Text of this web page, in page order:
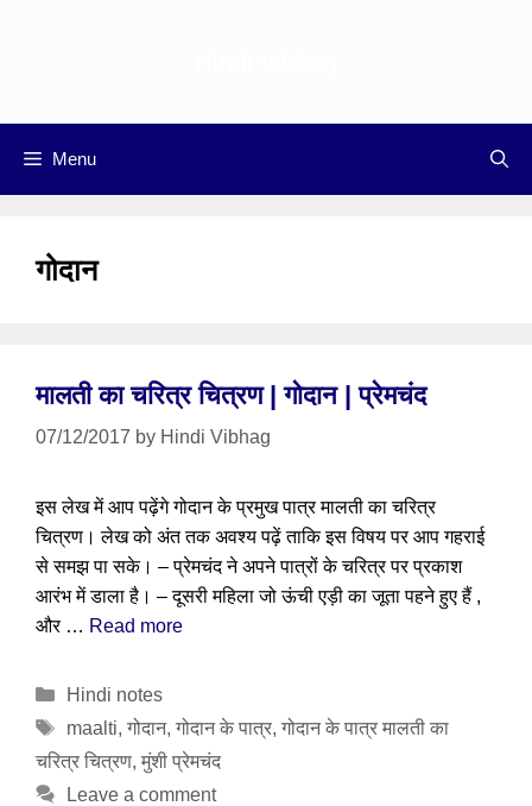
Menu
गोदान
मालती का चरित्र चित्रण | गोदान | प्रेमचंद
07/12/2017 by Hindi Vibhag
इस लेख में आप पढ़ेंगे गोदान के प्रमुख पात्र मालती का चरित्र
चित्रण। लेख को अंत तक अवश्य पढ़ें ताकि इस विषय पर आप गहराई
से समझ पा सके। – प्रेमचंद ने अपने पात्रों के चरित्र पर प्रकाश
आरंभ में डाला है। – दूसरी महिला जो ऊंची एड़ी का जूता पहने हुए हैं ,
और … Read more
Categories
Hindi notes
Tags
maalti, गोदान, गोदान के पात्र, गोदान के पात्र मालती का
चरित्र चित्रण, मुंशी प्रेमचंद
Leave a comment